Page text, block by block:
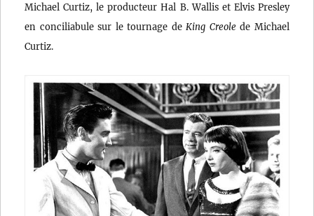
Michael Curtiz, le producteur Hal B. Wallis et Elvis Presley
en conciliabule sur le tournage de King Creolede Michael
Curtiz.